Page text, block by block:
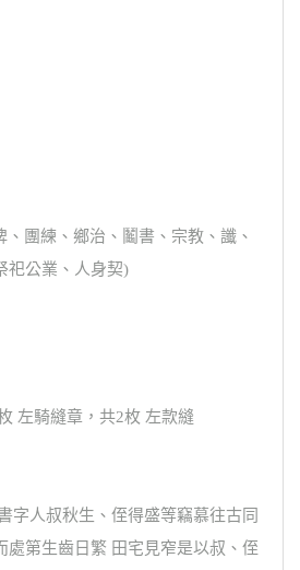
團練、鄉治、鬮書、宗教、讖、
祀公業、人身契)
左騎縫章，共2枚 左款縫
字人叔秋生、侄得盛等竊慕往古同
處第生齒日繁 田宅見窄是以叔、侄